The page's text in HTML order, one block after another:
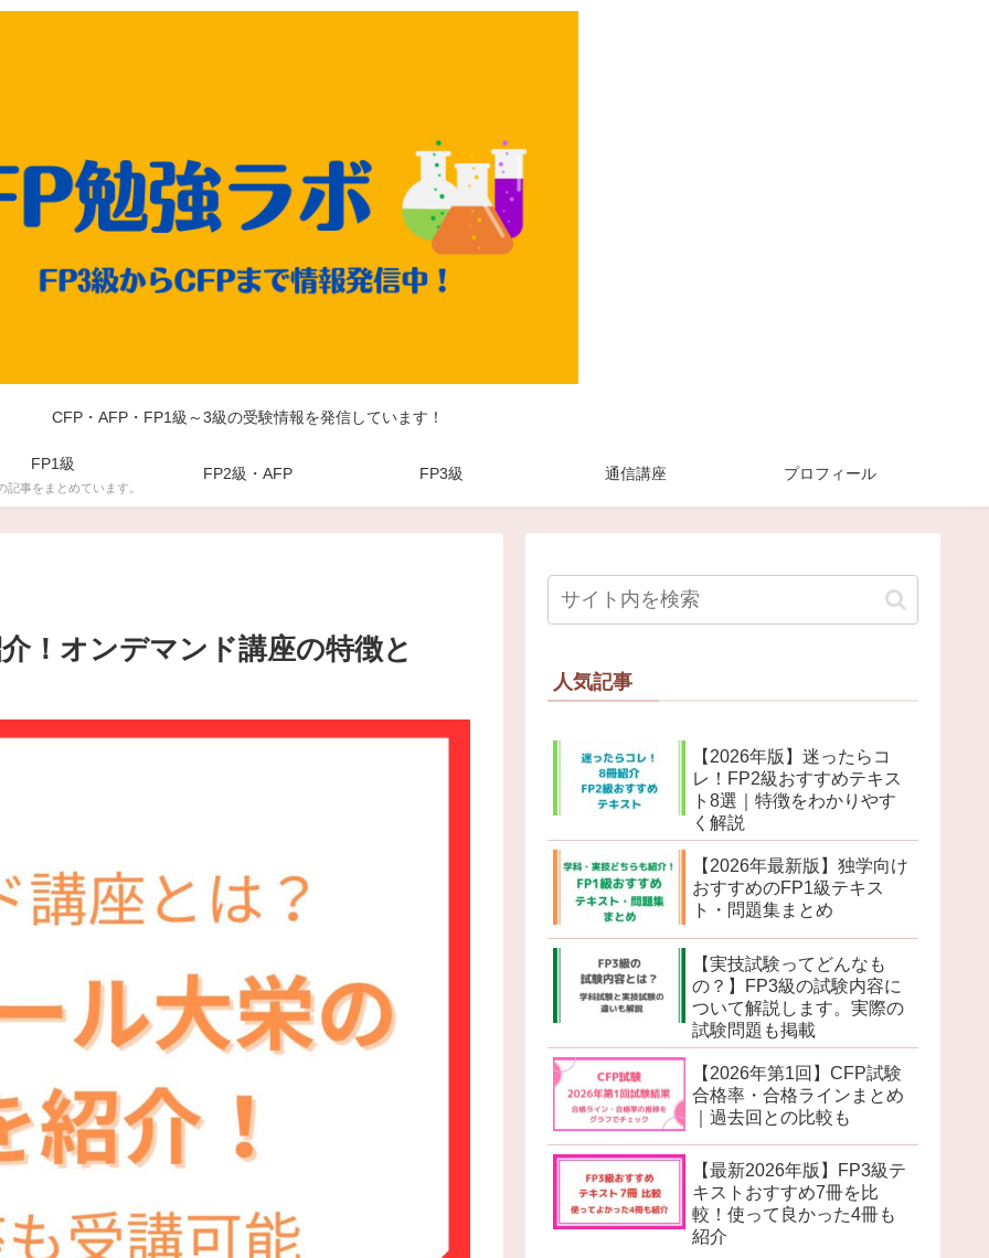
CFP・AFP・FP1級～3級の受験情報を発信しています！
FP1級
記事をまとめています。
FP2級・AFP FP3級 通信講座 プロフィール
！オンデマンド講座の特徴と
人気記事
【2026年版】迷ったらコ
レ！FP2級おすすめテキス
ト8選｜特徴をわかりやす
く解説
【2026年最新版】独学向け
おすすめのFP1級テキス
ト・問題集まとめ
【実技試験ってどんなも
の？】FP3級の試験内容に
ついて解説します。実際の
試験問題も掲載
【2026年第1回】CFP試験
合格率・合格ラインまとめ
｜過去回との比較も
【最新2026年版】FP3級テ
キストおすすめ7冊を比
較！使って良かった4冊も
紹介